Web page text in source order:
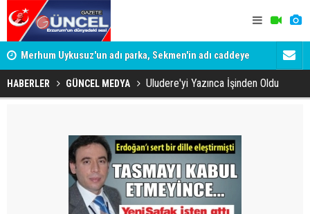
Merhum Uykusuz'un adı parka, Sekmen'in adı caddeye
verildi Gözaltına
HABERLER GÜNCEL MEDYA Uludere'yi Yazınca İşinden Oldu